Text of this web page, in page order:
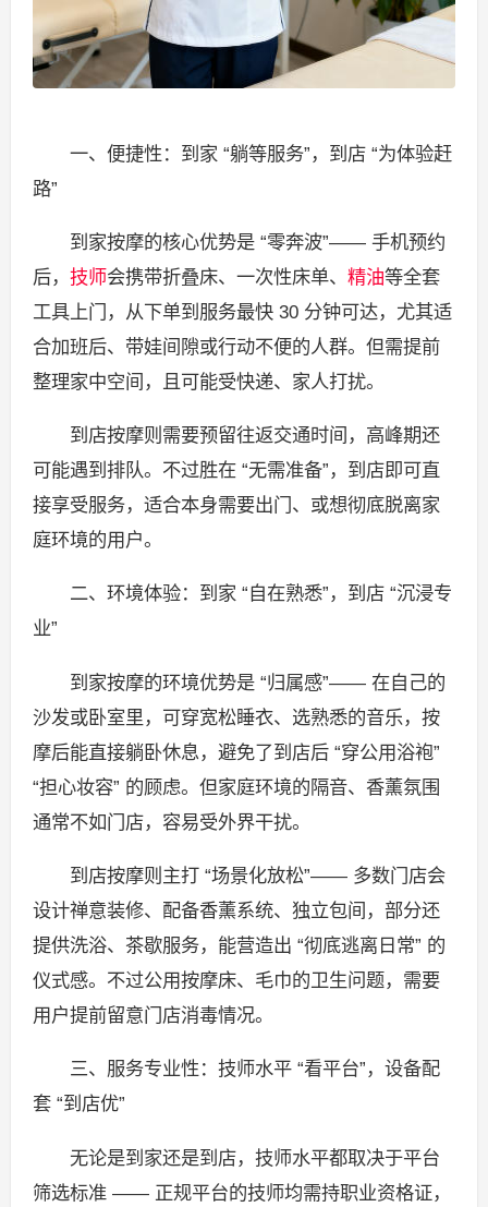
一、便捷性：到家 “躺等服务”，到店 “为体验赶
路”
到家按摩的核心优势是 “零奔波”—— 手机预约
后， 技师会携带折叠床、一次性床单、 精油等全套
工具上门，从下单到服务最快 30 分钟可达，尤其适
合加班后、带娃间隙或行动不便的人群。但需提前
整理家中空间，且可能受快递、家人打扰。
到店按摩则需要预留往返交通时间，高峰期还
可能遇到排队。不过胜在 “无需准备”，到店即可直
接享受服务，适合本身需要出门、或想彻底脱离家
庭环境的用户。
二、环境体验：到家 “自在熟悉”，到店 “沉浸专
业”
到家按摩的环境优势是 “归属感”—— 在自己的
沙发或卧室里，可穿宽松睡衣、选熟悉的音乐，按
摩后能直接躺卧休息，避免了到店后 “穿公用浴袍”
“担心妆容” 的顾虑。但家庭环境的隔音、香薰氛围
通常不如门店，容易受外界干扰。
到店按摩则主打 “场景化放松”—— 多数门店会
设计禅意装修、配备香薰系统、独立包间，部分还
提供洗浴、茶歇服务，能营造出 “彻底逃离日常” 的
仪式感。不过公用按摩床、毛巾的卫生问题，需要
用户提前留意门店消毒情况。
三、服务专业性：技师水平 “看平台”，设备配
套 “到店优”
无论是到家还是到店，技师水平都取决于平台
筛选标准 —— 正规平台的技师均需持职业资格证，